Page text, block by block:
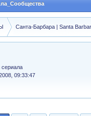
Санта-Барбара | Santa
09:33:47